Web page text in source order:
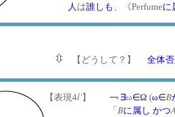
人 は誰しも 、《Perfumeに
【どうして？】 全体
【表現4l'】 ￢ ∃ω∈Ω (ω∈B
「 Bに属し かつ